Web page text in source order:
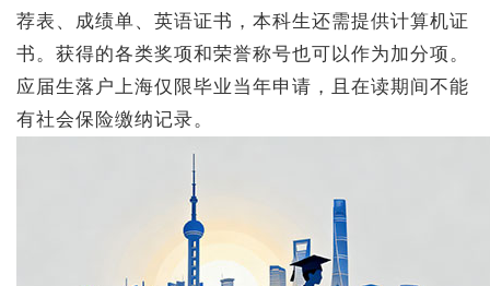
荐表、成绩单、英语证书，本科生还需提供计算机证
书。获得的各类奖项和荣誉称号也可以作为加分项。
应届生落户上海仅限毕业当年申请，且在读期间不能
有社会保险缴纳记录。